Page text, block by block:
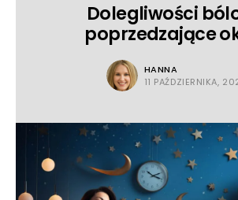
Dolegliwości
poprzedzające
HANNA
11 PAŹDZIERNIKA,